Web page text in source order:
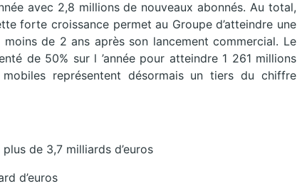
avec 2,8 millions de nouveaux abonnés. Au total,
forte croissance permet au Groupe d’atteindre une
de 2 ans après son lancement commercial. Le
de 50% sur l ’année pour atteindre 1 261 millions
représentent désormais un tiers du chiffre
de 3,7 milliards d’euros
d’euros